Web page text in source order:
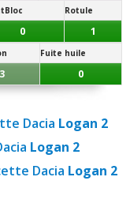
Rotule
0 1
Fuite huile
3 0
Dacia Logan 2
Logan 2
Dacia Logan 2